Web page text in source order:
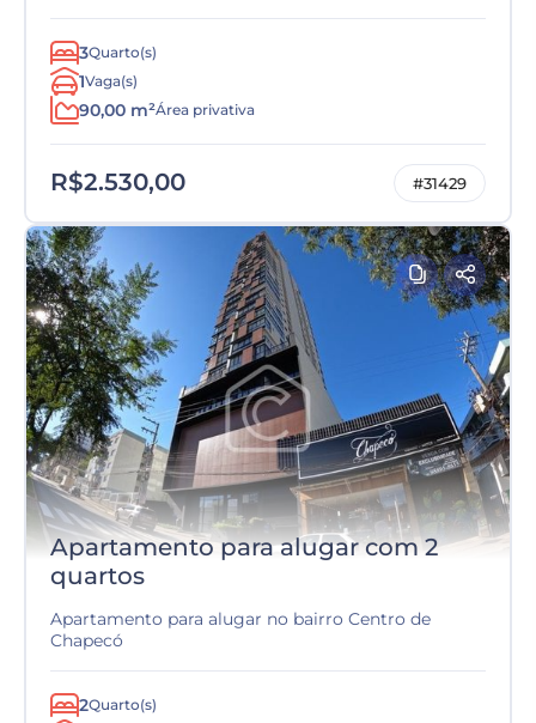
3Quarto(s)
1Vaga(s)
90,00 m²Área privativa
R$2.530,00 #31429
Apartamento para alugar com 2
quartos
Apartamento para alugar no bairro Centro de
Chapecó
2Quarto(s)